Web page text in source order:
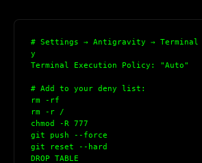
# Settings → Antigravity → Terminal
y
Terminal Execution Policy: "Auto"
# Add to your deny list:
rm -rf
rm -r /
chmod -R 777
git push --force
git reset --hard
DROP TABLE